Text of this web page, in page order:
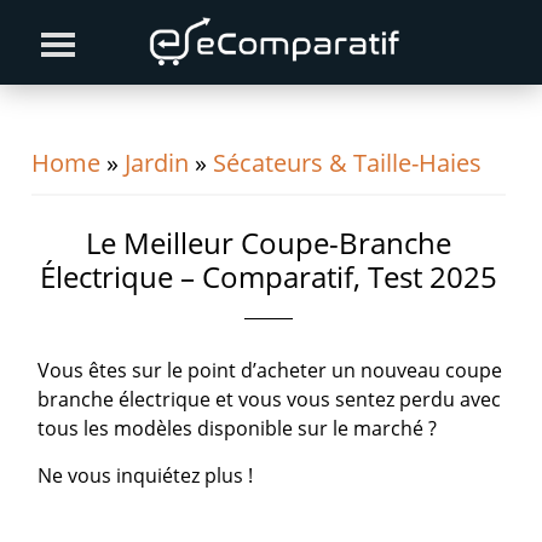
primary
content
primary
Home » Jardin » Sécateurs & Taille-Haies
Le Meilleur Coupe-Branche
Électrique – Comparatif, Test 2025
Vous êtes sur le point d’acheter un nouveau coupe
branche électrique et vous vous sentez perdu avec
tous les modèles disponible sur le marché ?
Ne vous inquiétez plus !